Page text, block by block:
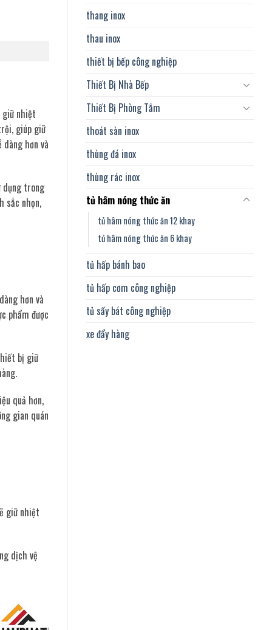
thang inox
thau inox
thiết bị bếp công nghiệp
Thiết Bị Nhà Bếp
Thiết Bị Phòng Tắm
thoát sàn inox
thùng đá inox
thùng rác inox
tủ hâm nóng thức ăn
tủ hâm nóng thức ăn 12 khay
tủ hâm nóng thức ăn 6 khay
tủ hấp bánh bao
tủ hấp cơm công nghiệp
tủ sấy bát công nghiệp
xe đẩy hàng
giữ nhiệt
giúp giữ
hơn và
dụng trong
sắc nhọn,
hơn và
phẩm được
bị giữ
quả hơn,
gian quán
giữ nhiệt
dịch vệ